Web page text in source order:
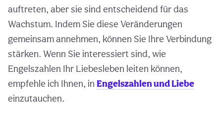
auftreten, aber sie sind entscheidend für das
Wachstum. Indem Sie diese Veränderungen
gemeinsam annehmen, können Sie Ihre Verbindung
stärken. Wenn Sie interessiert sind, wie
Engelszahlen Ihr Liebesleben leiten können,
empfehle ich Ihnen, in Engelszahlen und Liebe
einzutauchen.